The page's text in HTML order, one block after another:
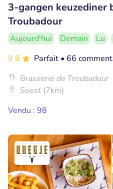
3-gangen keuzediner
Troubadour
Aujourd'hui Demain Lu
9.8
Parfait • 66
Brasserie de Troubadour
Soest (7km)
Vendu : 98